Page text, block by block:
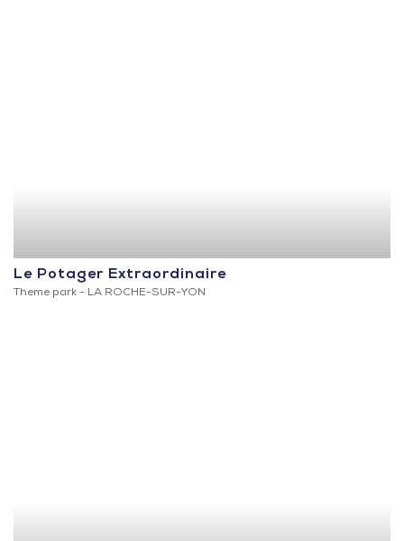
Le Potager Extraordinaire
Theme park - LA ROCHE-SUR-YON